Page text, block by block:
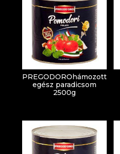
PREGODOROhámozott
egész paradicsom
2500g